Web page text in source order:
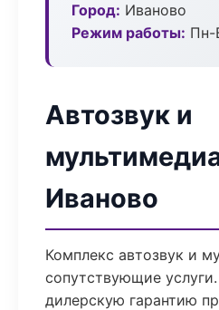
Город: Иваново
Режим работы: Пн-
Автозвук и
Иваново
Комплекс автозвук и
сопутствующие
дилерскую гарантию